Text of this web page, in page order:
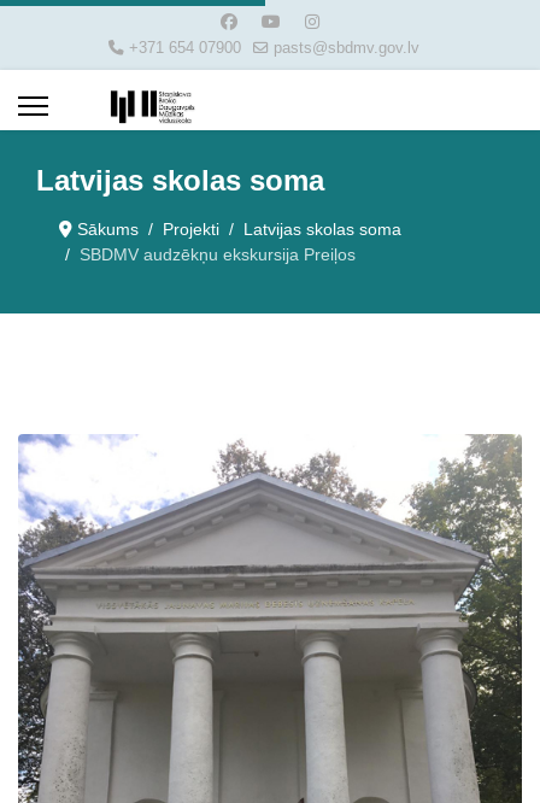
+371 654 07900 pasts@sbdmv.gov.lv
Latvijas skolas soma
Sākums Projekti
Latvijas skolas soma
SBDMV audzēkņu ekskursija Preiļos